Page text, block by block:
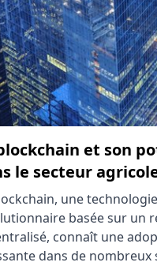
et son
le secteur
une technologie
basée sur un
connaît une
dans de nombreux